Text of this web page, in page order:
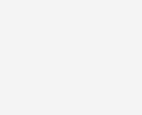
Gli annunci
italia.it quindi non